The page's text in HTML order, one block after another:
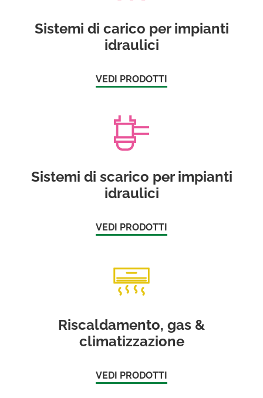
Sistemi di carico per impianti
idraulici
VEDI PRODOTTI
Sistemi di scarico per impianti
idraulici
VEDI PRODOTTI
Riscaldamento, gas &
climatizzazione
VEDI PRODOTTI